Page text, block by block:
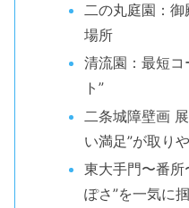
二の丸庭園：御
場所
清流園：最短コ
ト”
二条城障壁画
い満足”が取り
東大手門〜番所
ぽさ”を一気に